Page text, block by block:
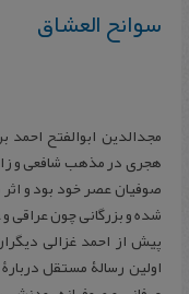
سوانح العشاق
مجدالدین ابوالفتح
هجری در مذهب شافعی و
صوفیان عصر خود بود و
شده و بزرگانی چون عراقی
پیش از احمد غزالی
اولین رسالۀ مستقل